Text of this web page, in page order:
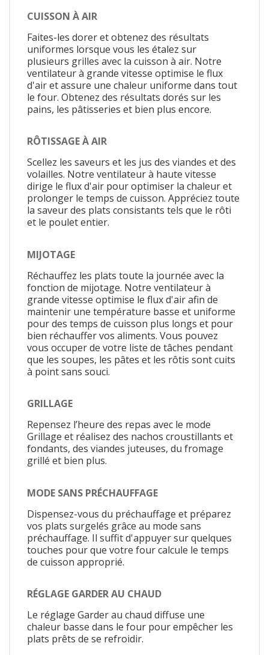
CUISSON À AIR
Faites-les dorer et obtenez des résultats
uniformes lorsque vous les étalez sur
plusieurs grilles avec la cuisson à air. Notre
ventilateur à grande vitesse optimise le flux
d'air et assure une chaleur uniforme dans tout
le four. Obtenez des résultats dorés sur les
pains, les pâtisseries et bien plus encore.
RÔTISSAGE À AIR
Scellez les saveurs et les jus des viandes et des
volailles. Notre ventilateur à haute vitesse
dirige le flux d'air pour optimiser la chaleur et
prolonger le temps de cuisson. Appréciez toute
la saveur des plats consistants tels que le rôti
et le poulet entier.
MIJOTAGE
Réchauffez les plats toute la journée avec la
fonction de mijotage. Notre ventilateur à
grande vitesse optimise le flux d'air afin de
maintenir une température basse et uniforme
pour des temps de cuisson plus longs et pour
bien réchauffer vos aliments. Vous pouvez
vous occuper de votre liste de tâches pendant
que les soupes, les pâtes et les rôtis sont cuits
à point sans souci.
GRILLAGE
Repensez l’heure des repas avec le mode
Grillage et réalisez des nachos croustillants et
fondants, des viandes juteuses, du fromage
grillé et bien plus.
MODE SANS PRÉCHAUFFAGE
Dispensez-vous du préchauffage et préparez
vos plats surgelés grâce au mode sans
préchauffage. Il suffit d'appuyer sur quelques
touches pour que votre four calcule le temps
de cuisson approprié.
RÉGLAGE GARDER AU CHAUD
Le réglage Garder au chaud diffuse une
chaleur basse dans le four pour empêcher les
plats prêts de se refroidir.